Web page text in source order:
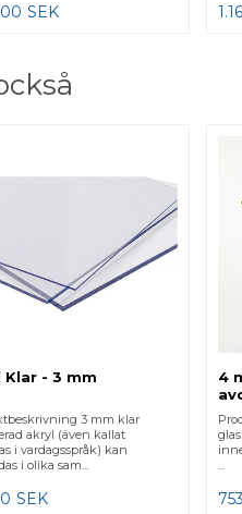
SEK
Klar - 3 mm
3 mm klar
akryl (även kallat
i vardagsspråk) kan
i olika sam...
SEK
4
...